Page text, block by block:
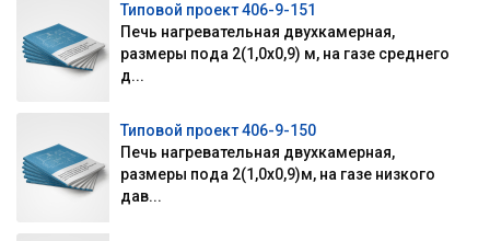
Типовой проект 406-9-151
Печь нагревательная двухкамерная,
размеры пода 2(1,0х0,9) м, на газе среднего
д...
Типовой проект 406-9-150
Печь нагревательная двухкамерная,
размеры пода 2(1,0х0,9)м, на газе низкого
дав...